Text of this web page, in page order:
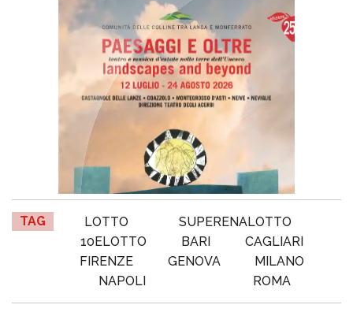
TAG LOTTO
SUPERENALOTTO
10ELOTTO
BARI
CAGLIARI
FIRENZE
GENOVA
MILANO
NAPOLI
ROMA